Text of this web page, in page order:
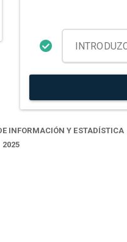
INFORMACIÓN Y ESTADÍSTICA
2025